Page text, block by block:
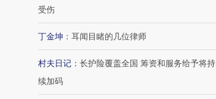
受伤
丁金坤 ： 耳闻目睹的几位律师
村夫日记 ： 长护险覆盖全国 筹资和服务给予将持
续加码